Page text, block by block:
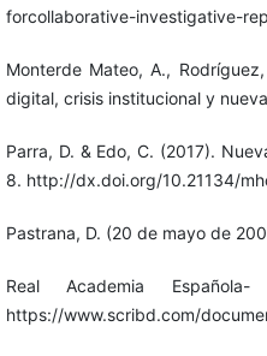
forcollaborative-investigative-
Monterde Mateo, A.,
digital, crisis institucional y
Parra, D. & Edo, C. (2017).
8. http://dx.doi.org/10.21134/
Pastrana, D. (20 de mayo de
Real Academia
https://www.scribd.com/